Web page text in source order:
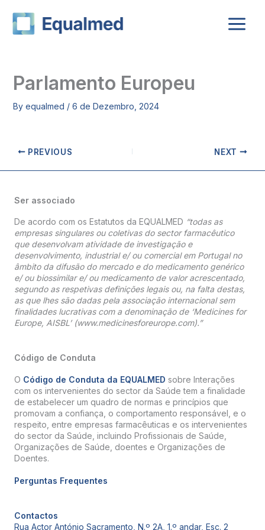
content
Parlamento Europeu
By equalmed / 6 de Dezembro, 2024
PREVIOUS NEXT
Ser associado
De acordo com os Estatutos da EQUALMED “todas as
empresas singulares ou coletivas do sector farmacêutico
que desenvolvam atividade de investigação e
desenvolvimento, industrial e/ ou comercial em Portugal no
âmbito da difusão do mercado e do medicamento genérico
e/ ou biossimilar e/ ou medicamento de valor acrescentado,
segundo as respetivas definições legais ou, na falta destas,
as que lhes são dadas pela associação internacional sem
finalidades lucrativas com a denominação de ‘Medicines for
Europe, AISBL’ (www.medicinesforeurope.com).”
Código de Conduta
O Código de Conduta da EQUALMED sobre Interações
com os intervenientes do sector da Saúde tem a finalidade
de estabelecer um quadro de normas e princípios que
promovam a confiança, o comportamento responsável, e o
respeito, entre empresas farmacêuticas e os intervenientes
do sector da Saúde, incluindo Profissionais de Saúde,
Organizações de Saúde, doentes e Organizações de
Doentes.
Perguntas Frequentes
Contactos
Rua Actor António Sacramento, N.º 2A, 1.º andar, Esc. 2